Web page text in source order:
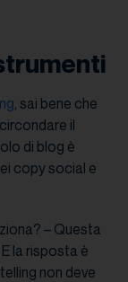
, sai bene che
il
di blog è
copy social e
– Questa
la risposta è
non deve